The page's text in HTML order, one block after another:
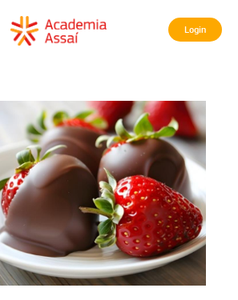
Login